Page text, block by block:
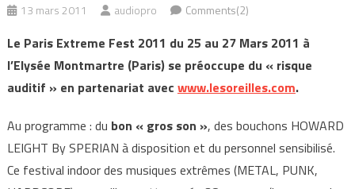
13 mars 2011 audiopro Comments(2)
Le Paris Extreme Fest 2011 du 25 au 27 Mars 2011 à
l’Elysée Montmartre (Paris) se préoccupe du « risque
auditif » en partenariat avec www.lesoreilles.com.
Au programme : du bon « gros son », des bouchons HOWARD
LEIGHT By SPERIAN à disposition et du personnel sensibilisé.
Ce festival indoor des musiques extrêmes (METAL, PUNK,